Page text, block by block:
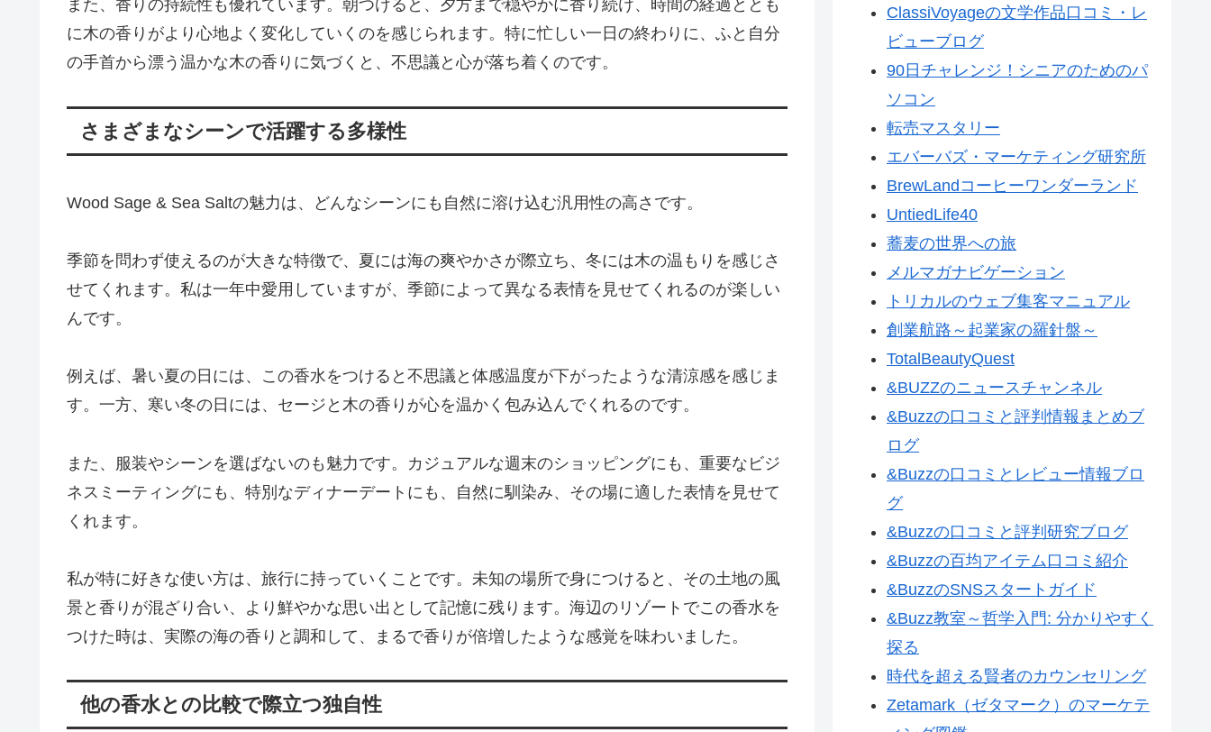
また、香りの持続性も優れています。朝つけると、夕方まで穏やかに香り続け、時間の経過ととも
に木の香りがより心地よく変化していくのを感じられます。特に忙しい一日の終わりに、ふと自分
の手首から漂う温かな木の香りに気づくと、不思議と心が落ち着くのです。
さまざまなシーンで活躍する多様性
Wood Sage & Sea Saltの魅力は、どんなシーンにも自然に溶け込む汎用性の高さです。
季節を問わず使えるのが大きな特徴で、夏には海の爽やかさが際立ち、冬には木の温もりを感じさ
せてくれます。私は一年中愛用していますが、季節によって異なる表情を見せてくれるのが楽しい
んです。
例えば、暑い夏の日には、この香水をつけると不思議と体感温度が下がったような清涼感を感じま
す。一方、寒い冬の日には、セージと木の香りが心を温かく包み込んでくれるのです。
また、服装やシーンを選ばないのも魅力です。カジュアルな週末のショッピングにも、重要なビジ
ネスミーティングにも、特別なディナーデートにも、自然に馴染み、その場に適した表情を見せて
くれます。
私が特に好きな使い方は、旅行に持っていくことです。未知の場所で身につけると、その土地の風
景と香りが混ざり合い、より鮮やかな思い出として記憶に残ります。海辺のリゾートでこの香水を
つけた時は、実際の海の香りと調和して、まるで香りが倍増したような感覚を味わいました。
他の香水との比較で際立つ独自性
ClassiVoyageの文学作品口コミ・レ
ビューブログ
90日チャレンジ！シニアのためのパ
ソコン
転売マスタリー
エバーバズ・マーケティング研究所
BrewLandコーヒーワンダーランド
UntiedLife40
蕎麦の世界への旅
メルマガナビゲーション
トリカルのウェブ集客マニュアル
創業航路～起業家の羅針盤～
TotalBeautyQuest
&BUZZのニュースチャンネル
&Buzzの口コミと評判情報まとめブ
ログ
&Buzzの口コミとレビュー情報ブロ
グ
&Buzzの口コミと評判研究ブログ
&Buzzの百均アイテム口コミ紹介
&BuzzのSNSスタートガイド
&Buzz教室～哲学入門: 分かりやすく
探る
時代を超える賢者のカウンセリング
Zetamark（ゼタマーク）のマーケテ